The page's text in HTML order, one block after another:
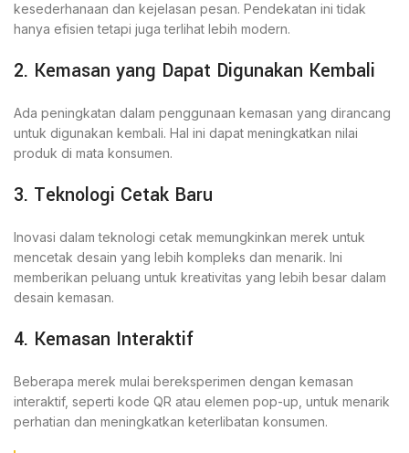
kesederhanaan dan kejelasan pesan. Pendekatan ini tidak
hanya efisien tetapi juga terlihat lebih modern.
2. Kemasan yang Dapat Digunakan Kembali
Ada peningkatan dalam penggunaan kemasan yang dirancang
untuk digunakan kembali. Hal ini dapat meningkatkan nilai
produk di mata konsumen.
3. Teknologi Cetak Baru
Inovasi dalam teknologi cetak memungkinkan merek untuk
mencetak desain yang lebih kompleks dan menarik. Ini
memberikan peluang untuk kreativitas yang lebih besar dalam
desain kemasan.
4. Kemasan Interaktif
Beberapa merek mulai bereksperimen dengan kemasan
interaktif, seperti kode QR atau elemen pop-up, untuk menarik
perhatian dan meningkatkan keterlibatan konsumen.